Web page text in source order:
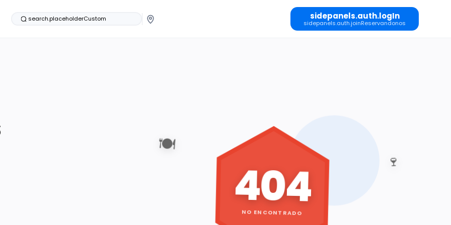
search.placeholderCustom sidepanels.auth.logIn
sidepanels.auth.joinReservandonos
🍽️
🍷
404
NO ENCONTRADO